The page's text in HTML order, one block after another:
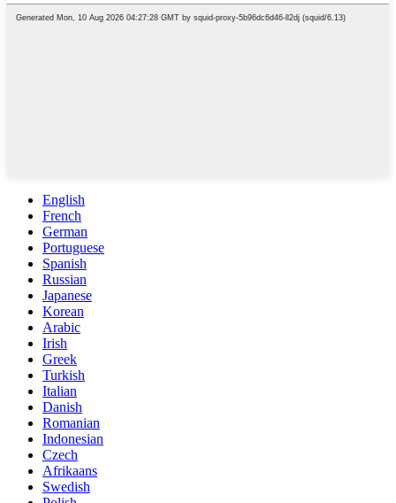
English
French
German
Portuguese
Spanish
Russian
Japanese
Korean
Arabic
Irish
Greek
Turkish
Italian
Danish
Romanian
Indonesian
Czech
Afrikaans
Swedish